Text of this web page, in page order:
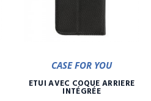
CASE FOR YOU
ETUI AVEC COQUE ARRIÈRE
INTÉGRÉE